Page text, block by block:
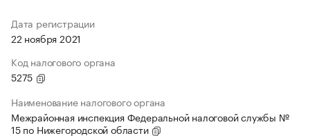
Дата регистрации
22 ноября 2021
Код налогового органа
5275
Наименование налогового органа
Межрайонная инспекция Федеральной налоговой службы №
15 по Нижегородской области